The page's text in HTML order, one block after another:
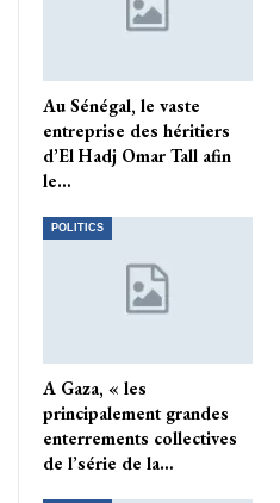
Au Sénégal, le vaste
entreprise des héritiers
d’El Hadj Omar Tall afin
le…
POLITICS
A Gaza, « les
principalement grandes
enterrements collectives
de l’série de la…